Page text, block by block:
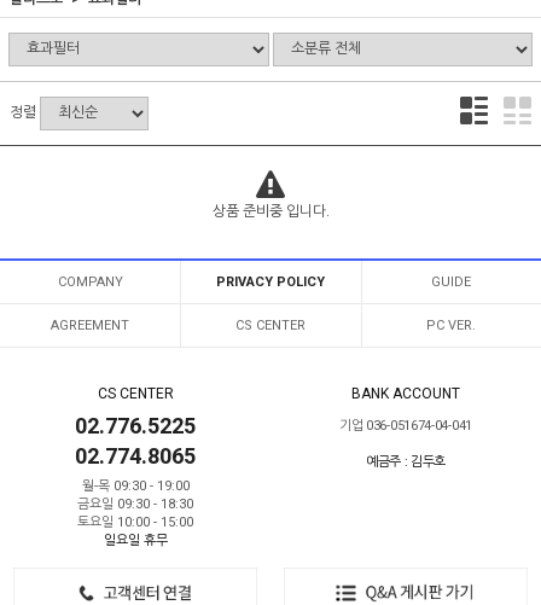
정렬
상품 준비중 입니다.
COMPANY PRIVACY POLICY GUIDE
AGREEMENT CS CENTER PC VER.
CS CENTER
02.776.5225
02.774.8065
월-목 09:30 - 19:00
금요일 09:30 - 18:30
토요일 10:00 - 15:00
일요일 휴무
BANK ACCOUNT
기업 036-051674-04-041
예금주 : 김두호